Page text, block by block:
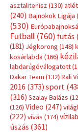
asztalitenisz (130)
(240) Bajnokok Ligája
(530)
Futball (760) futás
(181) Jégkorong (148)
kosárlabda (166)
labdarúgóválogatott
Dakar Team (132) Rali
2016 (373) sport
(316) Szalay Balázs
(126) Video (247)
(222) vívás (174)
úszás (361)